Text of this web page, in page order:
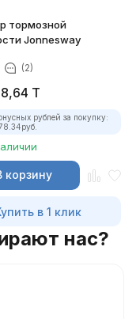
тормозной
Jonnesway
(2)
T
рублей за покупку:
руб.
корзину
в 1 клик
нас?